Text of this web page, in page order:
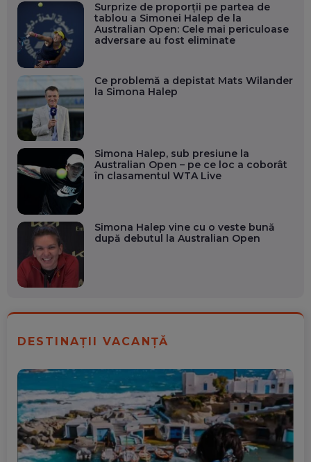
Surprize de proporții pe partea de
tablou a Simonei Halep de la
Australian Open: Cele mai periculoase
adversare au fost eliminate
Ce problemă a depistat Mats Wilander
la Simona Halep
Simona Halep, sub presiune la
Australian Open – pe ce loc a coborât
în clasamentul WTA Live
Simona Halep vine cu o veste bună
după debutul la Australian Open
DESTINAȚII VACANȚĂ